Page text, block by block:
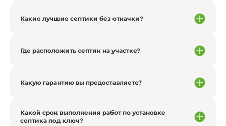
Какие лучшие септики без откачки?
Где расположить септик на участке?
Какую гарантию вы предоставляете?
Какой срок выполнения работ по установке
септика под ключ?